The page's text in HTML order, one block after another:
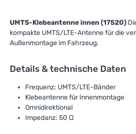
UMTS-Klebeantenne innen (17520)
kompakte UMTS/LTE-Antenne für die
Außenmontage im Fahrzeug.
Details & technische Daten
Frequenz: UMTS/LTE-Bänder
Klebeantenne für Innenmontage
Omnidirektional
Impedanz: 50 Ω